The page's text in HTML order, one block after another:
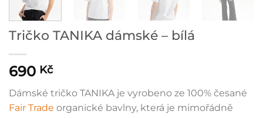
Tričko TANIKA dámské – bílá
690 Kč
Dámské tričko TANIKA je vyrobeno ze 100% česané
Fair Trade organické bavlny, která je mimořádně